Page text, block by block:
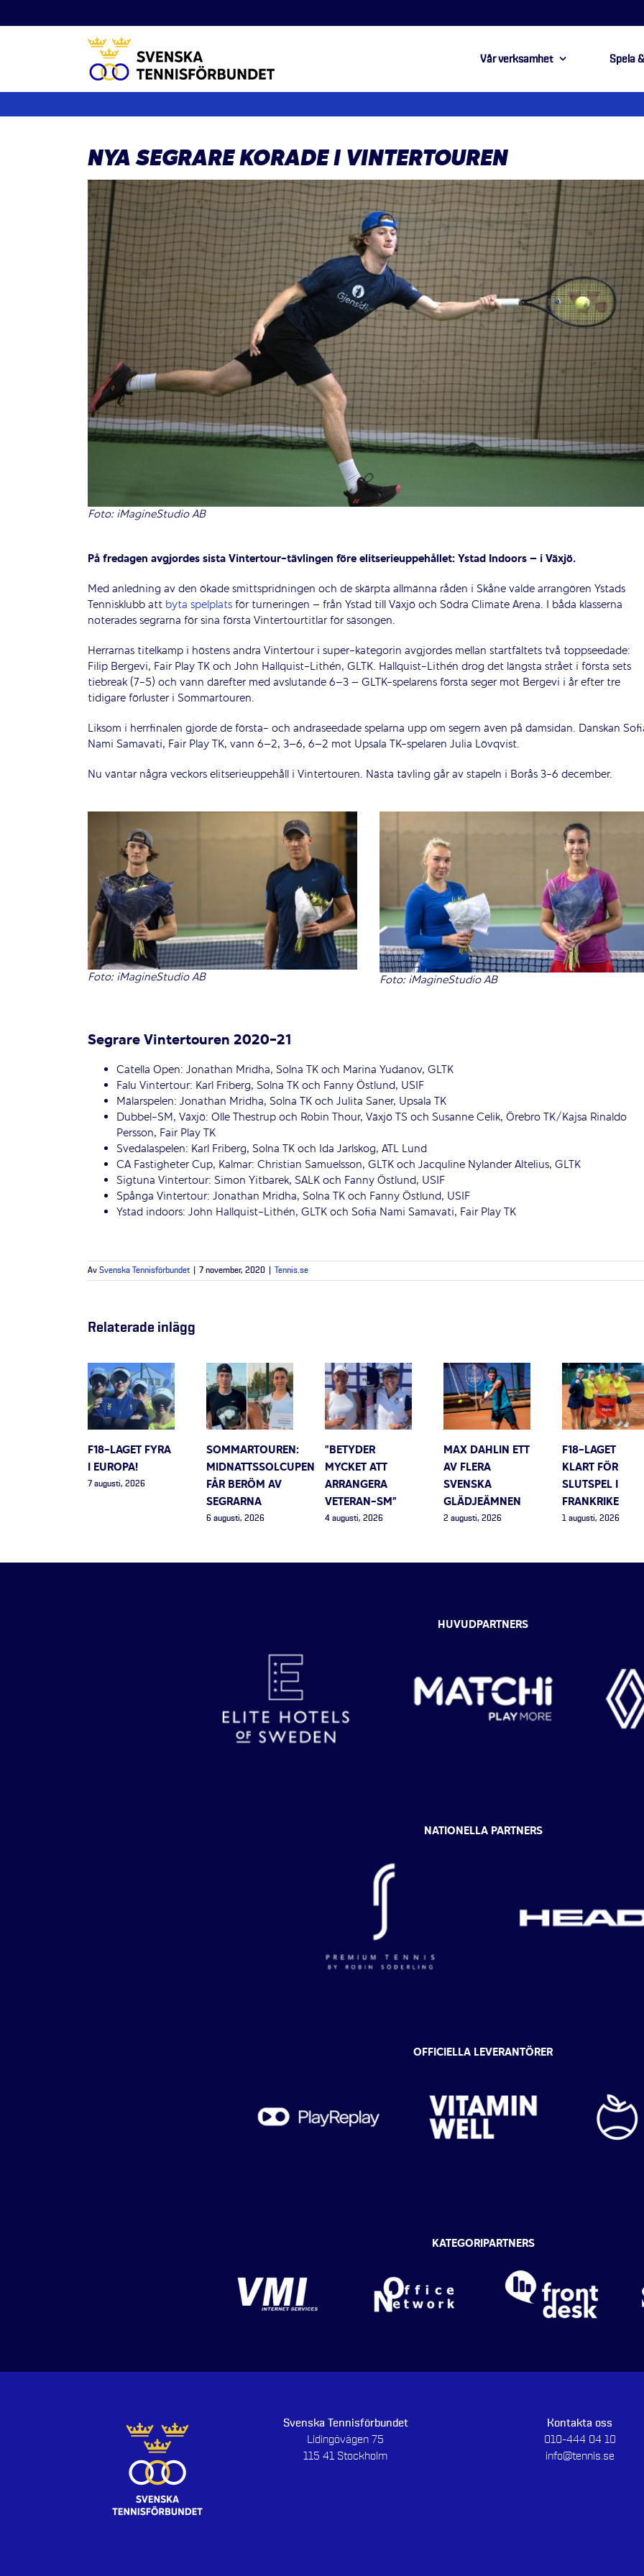
till
Vår verksamhet Spela
NYA SEGRARE KORADE I VINTERTOUREN
Foto: iMagineStudio AB
På fredagen avgjordes sista Vintertour-tävlingen före elitserieuppehållet: Ystad Indoors – i Växjö.
Med anledning av den ökade smittspridningen och de skärpta allmänna råden i Skåne valde arrangören Ystads
Tennisklubb att byta spelplatsför turneringen – från Ystad till Växjö och Södra Climate Arena. I båda klasserna
noterades segrarna för sina första Vintertourtitlar för säsongen.
Herrarnas titelkamp i höstens andra Vintertour i super-kategorin avgjordes mellan startfältets två toppseedade:
Filip Bergevi, Fair Play TK och John Hallquist-Lithén, GLTK. Hallquist-Lithén drog det längsta strået i första sets
tiebreak (7-5) och vann därefter med avslutande 6–3 – GLTK-spelarens första seger mot Bergevi i år efter tre
tidigare förluster i Sommartouren.
Liksom i herrfinalen gjorde de första- och andraseedade spelarna upp om segern även på damsidan. Danskan
Nami Samavati, Fair Play TK, vann 6–2, 3–6, 6–2 mot Upsala TK-spelaren Julia Lövqvist.
Nu väntar några veckors elitserieuppehåll i Vintertouren. Nästa tävling går av stapeln i Borås 3-6 december.
Foto: iMagineStudio AB Foto: iMagineStudio AB
Segrare Vintertouren 2020-21
Catella Open: Jonathan Mridha, Solna TK och Marina Yudanov, GLTK
Falu Vintertour: Karl Friberg, Solna TK och Fanny Östlund, USIF
Mälarspelen: Jonathan Mridha, Solna TK och Julita Saner, Upsala TK
Dubbel-SM, Växjö: Olle Thestrup och Robin Thour, Växjö TS och Susanne Celik, Örebro TK/Kajsa Rinaldo
Persson, Fair Play TK
Svedalaspelen: Karl Friberg, Solna TK och Ida Jarlskog, ATL Lund
CA Fastigheter Cup, Kalmar: Christian Samuelsson, GLTK och Jacquline Nylander Altelius, GLTK
Sigtuna Vintertour: Simon Yitbarek, SALK och Fanny Östlund, USIF
Spånga Vintertour: Jonathan Mridha, Solna TK och Fanny Östlund, USIF
Ystad indoors: John Hallquist-Lithén, GLTK och Sofia Nami Samavati, Fair Play TK
Av Svenska Tennisförbundet 7 november, 2020 Tennis.se
Relaterade inlägg
F18-LAGET FYRA
I EUROPA!
7 augusti, 2026
SOMMARTOUREN:
MIDNATTSSOLCUPEN
FÅR BERÖM AV
SEGRARNA
6 augusti, 2026
”BETYDER
MYCKET ATT
ARRANGERA
VETERAN-SM”
4 augusti, 2026
MAX DAHLIN ETT
AV FLERA
SVENSKA
GLÄDJEÄMNEN
2 augusti, 2026
F18-LAGET
KLART FÖR
SLUTSPEL I
FRANKRIKE
1 augusti, 2026
HUVUDPARTNERS
NATIONELLA PARTNERS
OFFICIELLA LEVERANTÖRER
KATEGORIPARTNERS
Svenska Tennisförbundet
Lidingövägen 75
115 41 Stockholm
Kontakta oss
010-444 04 10
info@tennis.se